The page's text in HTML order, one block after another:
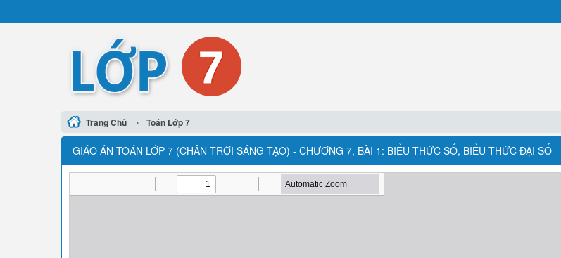
Trang Chủ › Toán Lớp 7
GIÁO ÁN TOÁN LỚP 7 (CHÂN TRỜI SÁNG TẠO) - CHƯƠNG 7, BÀI 1: BIỂU THỨC SỐ, BIỂU THỨC ĐẠI SỐ